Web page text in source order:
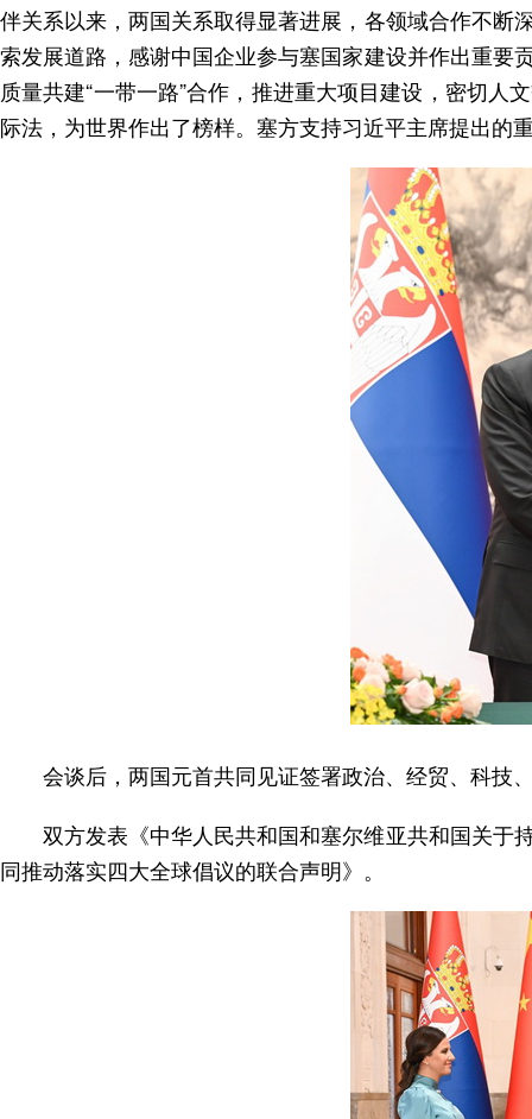
伴关系以来，两国关系取得显著进展，各领域合作不断
索发展道路，感谢中国企业参与塞国家建设并作出重要
质量共建“一带一路”合作，推进重大项目建设，密切
际法，为世界作出了榜样。塞方支持习近平主席提出的
会谈后，两国元首共同见证签署政治、经贸、科技
双方发表《中华人民共和国和塞尔维亚共和国关于
同推动落实四大全球倡议的联合声明》。